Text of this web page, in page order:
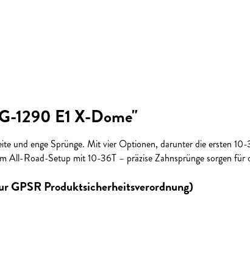
1290 E1 X-Dome"
und enge Sprünge. Mit vier Optionen, darunter die ersten
Road-Setup mit 10-36T – präzise Zahnsprünge sorgen für
GPSR Produktsicherheitsverordnung)